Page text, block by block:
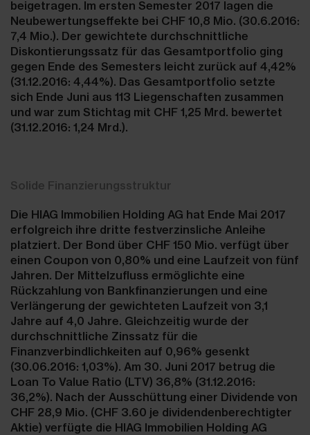
beigetragen. Im ersten Semester 2017 lagen die
Neubewertungseffekte bei CHF 10,8 Mio. (30.6.2016:
7,4 Mio.). Der gewichtete durchschnittliche
Diskontierungssatz für das Gesamtportfolio ging
gegen Ende des Semesters leicht zurück auf 4,42%
(31.12.2016: 4,44%). Das Gesamtportfolio setzte
sich Ende Juni aus 113 Liegenschaften zusammen
und war zum Stichtag mit CHF 1,25 Mrd. bewertet
(31.12.2016: 1,24 Mrd.).
Solide Finanzierungsstruktur
Die HIAG Immobilien Holding AG hat Ende Mai 2017
erfolgreich ihre dritte festverzinsliche Anleihe
platziert. Der Bond über CHF 150 Mio. verfügt über
einen Coupon von 0,80% und eine Laufzeit von fünf
Jahren. Der Mittelzufluss ermöglichte eine
Rückzahlung von Bankfinanzierungen und eine
Verlängerung der gewichteten Laufzeit von 3,1
Jahre auf 4,0 Jahre. Gleichzeitig wurde der
durchschnittliche Zinssatz für die
Finanzverbindlichkeiten auf 0,96% gesenkt
(30.06.2016: 1,03%). Am 30. Juni 2017 betrug die
Loan To Value Ratio (LTV) 36,8% (31.12.2016:
36,2%). Nach der Ausschüttung einer Dividende von
CHF 28,9 Mio. (CHF 3.60 je dividendenberechtigter
Aktie) verfügte die HIAG Immobilien Holding AG